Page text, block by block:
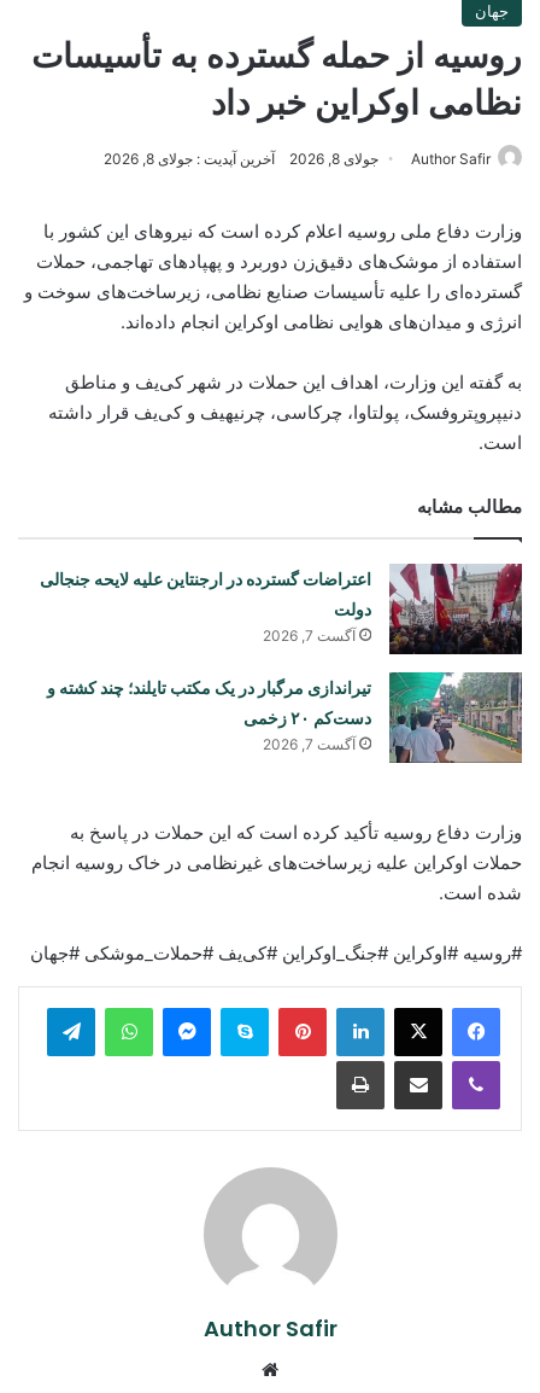
جهان
روسیه از حمله گسترده به تأسیسات
نظامی اوکراین خبر داد
Author Safir جولای 8, 2026 آخرین آپدیت : جولای 8, 2026
وزارت دفاع ملی روسیه اعلام کرده است که نیروهای این کشور با
استفاده از موشک‌های دقیق‌زن دوربرد و پهپادهای تهاجمی، حملات
گسترده‌ای را علیه تأسیسات صنایع نظامی، زیرساخت‌های سوخت و
انرژی و میدان‌های هوایی نظامی اوکراین انجام داده‌اند.
به گفته این وزارت، اهداف این حملات در شهر کی‌یف و مناطق
دنیپروپتروفسک، پولتاوا، چرکاسی، چرنیهیف و کی‌یف قرار داشته
است.
مطالب مشابه
اعتراضات گسترده در ارجنتاین علیه لایحه جنجالی
دولت
آگست 7, 2026
تیراندازی مرگبار در یک مکتب تایلند؛ چند کشته و
دست‌کم ۲۰ زخمی
آگست 7, 2026
وزارت دفاع روسیه تأکید کرده است که این حملات در پاسخ به
حملات اوکراین علیه زیرساخت‌های غیرنظامی در خاک روسیه انجام
شده است.
#روسیه #اوکراین #جنگ_اوکراین #کی‌یف #حملات_موشکی #جهان
LinkedIn
Pinterest
Skype
Messenger
WhatsApp
Viber
Share via Email
Print
Author Safir